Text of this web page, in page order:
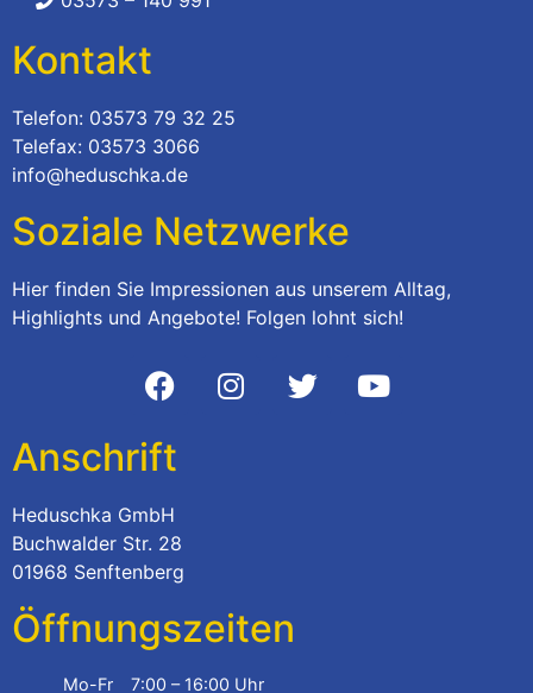
Kontakt
Telefon: 03573 79 32 25
Telefax: 03573 3066
info@heduschka.de
Soziale Netzwerke
Hier finden Sie Impressionen aus unserem Alltag,
Highlights und Angebote! Folgen lohnt sich!
Anschrift
Heduschka GmbH
Buchwalder Str. 28
01968 Senftenberg
Öffnungszeiten
Mo-Fr 7:00 – 16:00 Uhr